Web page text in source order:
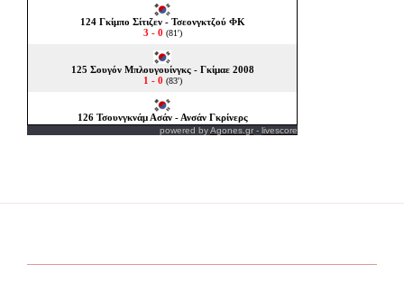
powered byAgones.gr - livescore